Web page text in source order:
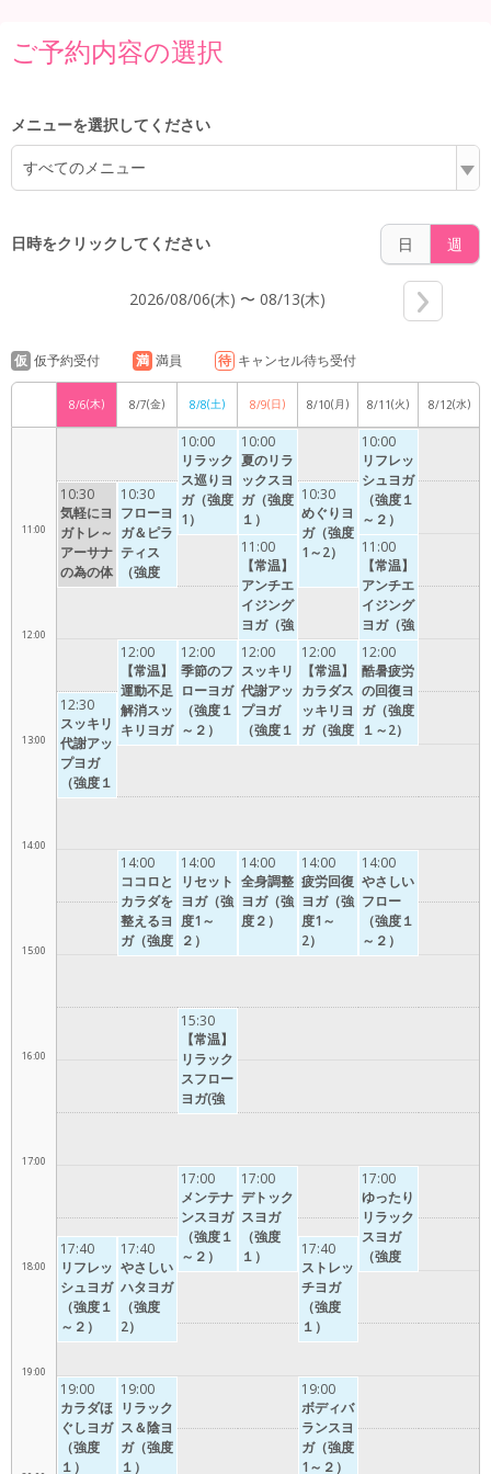
ご予約内容の選択
メニューを選択してください
すべてのメニュー
日時をクリックしてください 日 週
2026/08/06(木) 〜 08/13(木)
仮 仮予約受付 満 満員 待 キャンセル待ち受付
8/6(木) 8/7(金) 8/8(土) 8/9(日) 8/10(月) 8/11(火) 8/12(水)
10:00
11:00
12:00
13:00
14:00
15:00
16:00
17:00
18:00
19:00
10:30
気軽にヨ
ガトレ～
アーサナ
の為の体
幹トレー
12:30
スッキリ
代謝アッ
プヨガ
（強度１
～２）
17:40
リフレッ
シュヨガ
（強度１
～２）
19:00
カラダほ
ぐしヨガ
（強度
１）
10:30
フローヨ
ガ＆ピラ
ティス
（強度
２）
12:00
【常温】
運動不足
解消スッ
キリヨガ
（強度
14:00
ココロと
カラダを
整えるヨ
ガ（強度
1)
17:40
やさしい
ハタヨガ
（強度
2）
19:00
リラック
ス＆陰ヨ
ガ（強度
１）
10:00
リラック
ス巡りヨ
ガ（強度
1）
12:00
季節のフ
ローヨガ
（強度１
～２）
14:00
リセット
ヨガ（強
度1～
２）
15:30
【常温】
リラック
スフロー
ヨガ(強
度１～2)
17:00
メンテナ
ンスヨガ
（強度１
～２）
10:00
夏のリラ
ックスヨ
ガ（強度
１）
11:00
【常温】
アンチエ
イジング
ヨガ（強
度１～
２）
12:00
スッキリ
代謝アッ
プヨガ
（強度１
～２）
14:00
全身調整
ヨガ（強
度２）
17:00
デトック
スヨガ
（強度
１）
10:30
めぐりヨ
ガ（強度
1～2）
12:00
【常温】
カラダス
ッキリヨ
ガ（強度
１～２）
14:00
疲労回復
ヨガ（強
度1～
2）
17:40
ストレッ
チヨガ
（強度
１）
19:00
ボディバ
ランスヨ
ガ（強度
1～２）
10:00
リフレッ
シュヨガ
（強度１
～２）
11:00
【常温】
アンチエ
イジング
ヨガ（強
度１～
２）
12:00
酷暑疲労
の回復ヨ
ガ（強度
１～2）
14:00
やさしい
フロー
（強度１
～２）
17:00
ゆったり
リラック
スヨガ
（強度
１）